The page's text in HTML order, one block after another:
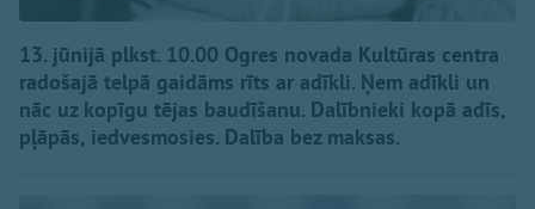
13. jūnijā plkst. 10.00 Ogres novada Kultūras centra
radošajā telpā gaidāms rīts ar adīkli. Ņem adīkli un
nāc uz kopīgu tējas baudīšanu. Dalībnieki kopā adīs,
pļāpās, iedvesmosies. Dalība bez maksas.